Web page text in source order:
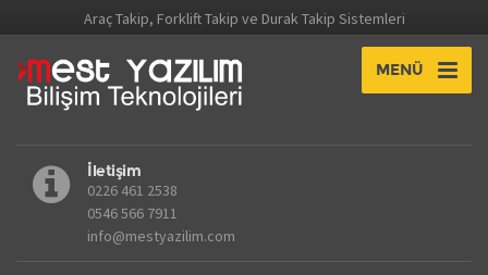
Araç Takip, Forklift Takip ve Durak Takip Sistemleri
MENÜ
İletişim
0226 461 2538
0546 566 7911
info@mestyazilim.com